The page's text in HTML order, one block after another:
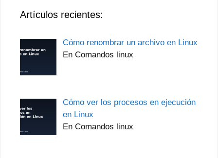
Artículos recientes:
Cómo renombrar un archivo en Linux
En Comandos linux
Cómo ver los procesos en ejecución
en Linux
En Comandos linux